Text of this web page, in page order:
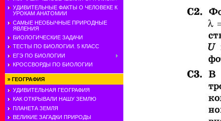
УДИВИТЕЛЬНЫЕ ФАКТЫ О ЧЕЛОВЕКЕ К
УРОКАМ АНАТОМИИ
САМЫЕ НЕОБЫЧНЫЕ ПРИРОДНЫЕ
ЯВЛЕНИЯ
БИОЛОГИЧЕСКИЕ ЗАДАЧИ
ТЕСТЫ ПО БИОЛОГИИ. 5 КЛАСС
ЕГЭ ПО БИОЛОГИИ
КРОССВОРДЫ ПО БИОЛОГИИ
» ГЕОГРАФИЯ
УДИВИТЕЛЬНАЯ ГЕОГРАФИЯ
КАК ОТКРЫВАЛИ НАШУ ЗЕМЛЮ
ПЛАНЕТА ЗЕМЛЯ
ВЕЛИКИЕ ЗАГАДКИ ПРИРОДЫ